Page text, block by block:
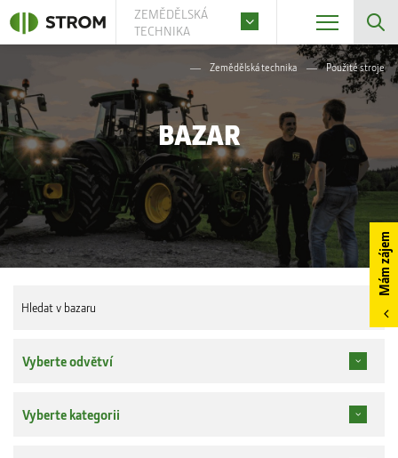
ZEMĚDĚLSKÁ
TECHNIKA
Zemědělská technika Použité stroje
BAZAR
Vyberte odvětví
Vyberte kategorii
Mám zájem